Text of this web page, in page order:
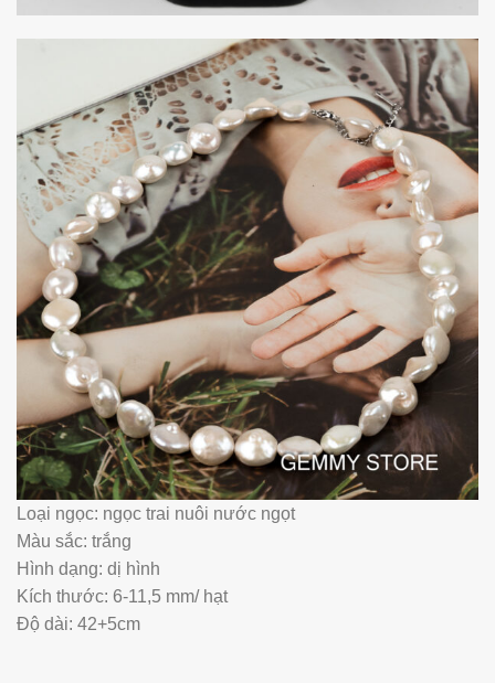
Loại ngọc: ngọc trai nuôi nước ngọt
Màu sắc: trắng
Hình dạng: dị hình
Kích thước: 6-11,5 mm/ hạt
Độ dài: 42+5cm